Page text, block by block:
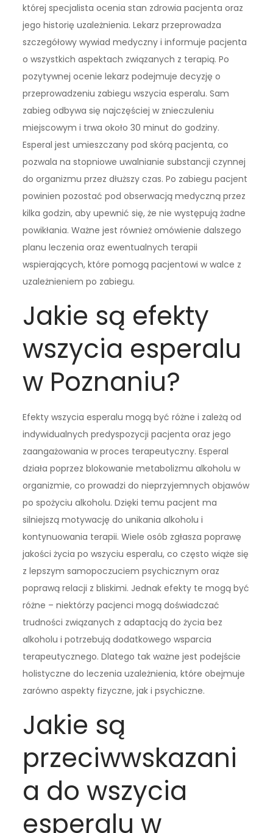
której specjalista ocenia stan zdrowia pacjenta oraz
jego historię uzależnienia. Lekarz przeprowadza
szczegółowy wywiad medyczny i informuje pacjenta
o wszystkich aspektach związanych z terapią. Po
pozytywnej ocenie lekarz podejmuje decyzję o
przeprowadzeniu zabiegu wszycia esperalu. Sam
zabieg odbywa się najczęściej w znieczuleniu
miejscowym i trwa około 30 minut do godziny.
Esperal jest umieszczany pod skórą pacjenta, co
pozwala na stopniowe uwalnianie substancji czynnej
do organizmu przez dłuższy czas. Po zabiegu pacjent
powinien pozostać pod obserwacją medyczną przez
kilka godzin, aby upewnić się, że nie występują żadne
powikłania. Ważne jest również omówienie dalszego
planu leczenia oraz ewentualnych terapii
wspierających, które pomogą pacjentowi w walce z
uzależnieniem po zabiegu.
Jakie są efekty
wszycia esperalu
w Poznaniu?
Efekty wszycia esperalu mogą być różne i zależą od
indywidualnych predyspozycji pacjenta oraz jego
zaangażowania w proces terapeutyczny. Esperal
działa poprzez blokowanie metabolizmu alkoholu w
organizmie, co prowadzi do nieprzyjemnych objawów
po spożyciu alkoholu. Dzięki temu pacjent ma
silniejszą motywację do unikania alkoholu i
kontynuowania terapii. Wiele osób zgłasza poprawę
jakości życia po wszyciu esperalu, co często wiąże się
z lepszym samopoczuciem psychicznym oraz
poprawą relacji z bliskimi. Jednak efekty te mogą być
różne – niektórzy pacjenci mogą doświadczać
trudności związanych z adaptacją do życia bez
alkoholu i potrzebują dodatkowego wsparcia
terapeutycznego. Dlatego tak ważne jest podejście
holistyczne do leczenia uzależnienia, które obejmuje
zarówno aspekty fizyczne, jak i psychiczne.
Jakie są
przeciwwskazani
a do wszycia
esperalu w